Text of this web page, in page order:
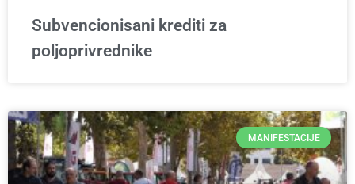
Subvencionisani krediti za
poljoprivrednike
MANIFESTACIJE